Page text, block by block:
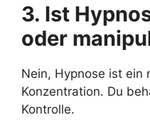
3. Ist
oder
Nein, Hypnose ist ein
Konzentration. Du
Kontrolle.